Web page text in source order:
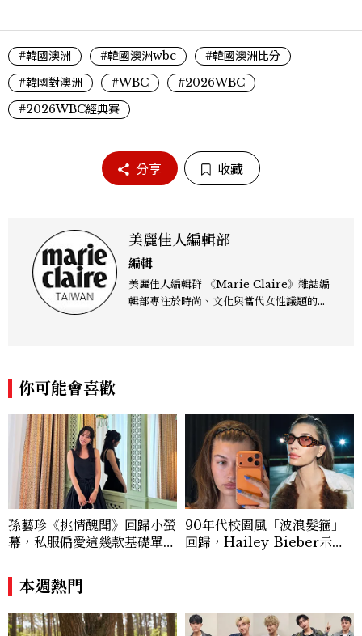
#韓國澳洲 #韓國澳洲wbc
#韓國澳洲比分
#韓國對澳洲
#WBC
#2026WBC
#2026WBC經典賽
分享 收藏
美麗佳人編輯部
編輯
美麗佳人編輯群 《Marie Claire》雜誌編
輯部專注於時尚、文化與當代女性議題的深
度的內容。 《Marie Claire》始終以敏銳
視角與編輯直覺，引領讀者探索女性多元面
貌與生活品味風格的無限可能。
你可能會喜歡
孫藝珍《挑情醜聞》回歸小螢
幕，私服偏愛這幾款基礎單
本！
90年代校園風「波浪髮箍」
回歸，Hailey Bieber示範
本週熱門